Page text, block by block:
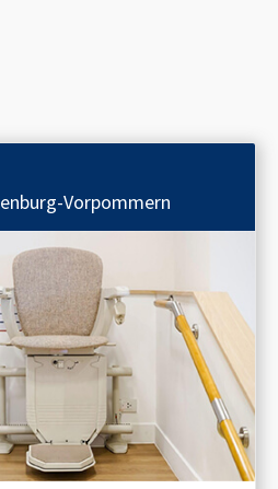
Vorpommern